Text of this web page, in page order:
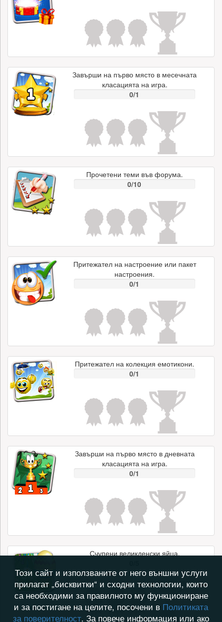
Завърши на първо място в месечната
класацията на игра.
0/1
Прочетени теми във форума.
0/10
Притежател на настроение или пакет
настроения.
0/1
Притежател на колекция емотикони.
0/1
Завърши на първо място в дневната
класацията на игра.
0/1
Счупени великденски яйца.
Този сайт и използваните от него външни услуги
прилагат „бисквитки“ и сходни технологии, които
са необходими за правилното му функциониране
и за постигане на целите, посочени в Политиката
за поверителност. За повече информация или ако